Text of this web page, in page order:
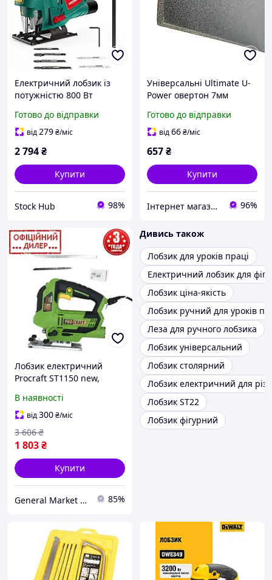
Електричний лобзик із
потужністю 800 Вт
Ручний електричний
лобзик для різних
Готово до відправки
від279₴/міс
2 794₴
Купити
Stock Hub 98%
Універсальні Ultimate U-
Power овертон 7мм
Готово до відправки
від66₴/міс
657₴
Купити
Інтернет магазин Рейлінгів, обвісів, аксесуарів 96%
Лобзик електричний
Procraft ST1150 new,
для фігурного
розпилювання різних
матеріалів
В наявності
від300₴/міс
1 803₴
3 606 ₴
Купити
General Market UA 85%
Дивись також
Лобзик для уроків праці
Електричний лобзик для
Лобзик ціна-якість
Лобзик ручний для уроків
Леза для ручного лобзика
Лобзик універсальний
Лобзик столярний
Лобзик електричний для
Лобзик ST22
Лобзик фігурний